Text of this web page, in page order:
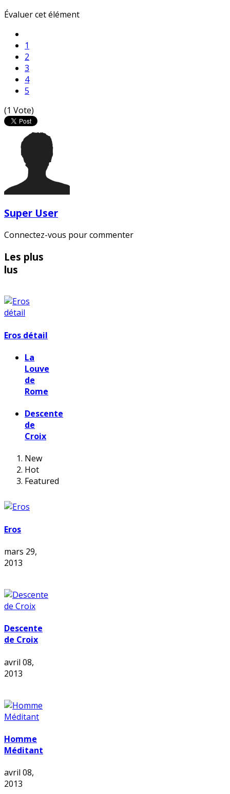
Évaluer cet élément
1
2
3
4
5
(1 Vote)
Super User
Connectez-vous pour commenter
Les plus
lus
Eros détail
La
Louve
de
Rome
Descente
de
Croix
New
Hot
Featured
Eros
mars 29,
2013
Descente
de Croix
avril 08,
2013
Homme
Méditant
avril 08,
2013